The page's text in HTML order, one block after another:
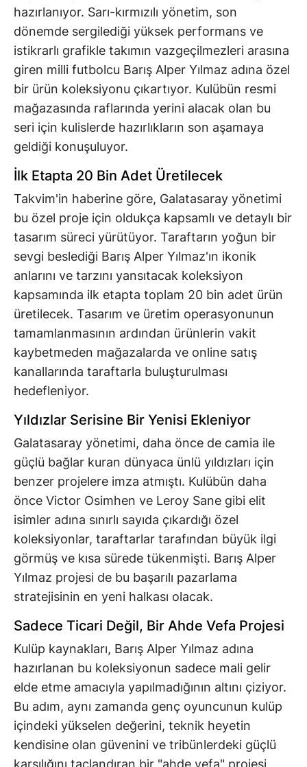
hazırlanıyor. Sarı-kırmızılı yönetim, son
dönemde sergilediği yüksek performans ve
istikrarlı grafikle takımın vazgeçilmezleri arasına
giren milli futbolcu Barış Alper Yılmaz adına özel
bir ürün koleksiyonu çıkartıyor. Kulübün resmi
mağazasında raflarında yerini alacak olan bu
seri için kulislerde hazırlıkların son aşamaya
geldiği konuşuluyor.
İlk Etapta 20 Bin Adet Üretilecek
Takvim'in haberine göre, Galatasaray yönetimi
bu özel proje için oldukça kapsamlı ve detaylı bir
tasarım süreci yürütüyor. Taraftarın yoğun bir
sevgi beslediği Barış Alper Yılmaz'ın ikonik
anlarını ve tarzını yansıtacak koleksiyon
kapsamında ilk etapta toplam 20 bin adet ürün
üretilecek. Tasarım ve üretim operasyonunun
tamamlanmasının ardından ürünlerin vakit
kaybetmeden mağazalarda ve online satış
kanallarında taraftarla buluşturulması
hedefleniyor.
Yıldızlar Serisine Bir Yenisi Ekleniyor
Galatasaray yönetimi, daha önce de camia ile
güçlü bağlar kuran dünyaca ünlü yıldızları için
benzer projelere imza atmıştı. Kulübün daha
önce Victor Osimhen ve Leroy Sane gibi elit
isimler adına sınırlı sayıda çıkardığı özel
koleksiyonlar, taraftarlar tarafından büyük ilgi
görmüş ve kısa sürede tükenmişti. Barış Alper
Yılmaz projesi de bu başarılı pazarlama
stratejisinin en yeni halkası olacak.
Sadece Ticari Değil, Bir Ahde Vefa Projesi
Kulüp kaynakları, Barış Alper Yılmaz adına
hazırlanan bu koleksiyonun sadece mali gelir
elde etme amacıyla yapılmadığının altını çiziyor.
Bu adım, aynı zamanda genç oyuncunun kulüp
içindeki yükselen değerini, teknik heyetin
kendisine olan güvenini ve tribünlerdeki güçlü
karşılığını taçlandıran bir "ahde vefa" projesi